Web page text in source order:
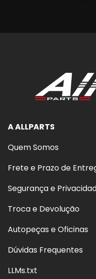
A ALLPARTS
Quem Somos
Frete e Prazo de
Segurança e
Troca e Devolução
Autopeças e Oficinas
Dúvidas Frequentes
LLMs.txt